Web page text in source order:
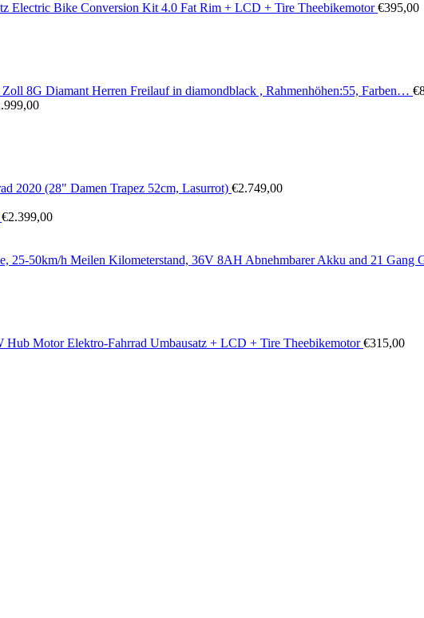
Electric Bike Conversion Kit 4.0 Fat Rim + LCD + Tire Theebikemotor €395,00
8G Diamant Herren Freilauf in diamondblack , Rahmenhöhen:55, Farben… €
2020 (28" Damen Trapez 52cm, Lasurrot) €2.749,00
€2.399,00
50km/h Meilen Kilometerstand, 36V 8AH Abnehmbarer Akku and 21 Gang
Motor Elektro-Fahrrad Umbausatz + LCD + Tire Theebikemotor €315,00